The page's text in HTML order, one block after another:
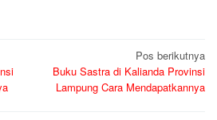
Pos berikutnya
Buku Sastra di Kalianda Provinsi
Lampung Cara Mendapatkannya